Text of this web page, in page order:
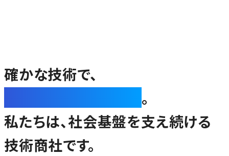
採用情報
お問い合わせ
確かな技術で、
。
私たちは、社会基盤を支え続ける
技術商社です。